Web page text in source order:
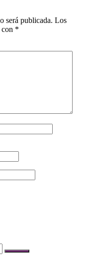
será publicada. Los
*